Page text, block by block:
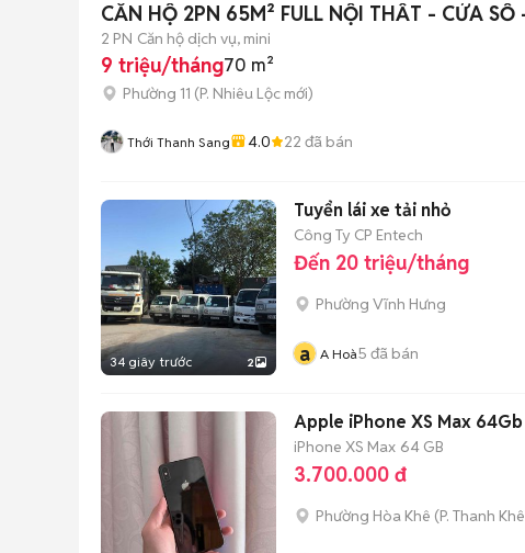
2 PN Căn hộ dịch vụ, mini
9 triệu/tháng70 m²
Phường 11 (P. Nhiêu Lộc mới)
Thới Thanh Sang 4.0 22 đã bán
34 giây trước 2
Tuyển lái xe tải nhỏ
Công Ty CP Entech
Đến 20 triệu/tháng
Phường Vĩnh Hưng
a A Hoà5 đã bán
Apple iPhone XS Max 64Gb
iPhone XS Max 64 GB
3.700.000 đ
Phường Hòa Khê (P. Thanh Khê